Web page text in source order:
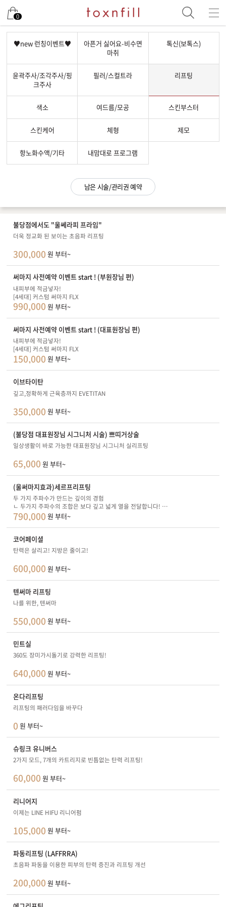
0
♥new 런칭이벤트♥
아픈거 싫어요-비수면
마취
톡신(보톡스)
윤곽주사/조각주사/핑
크주사
필러/스컬트라 리프팅
색소 여드름/모공 스킨부스터
스킨케어 체형 제모
항노화수액/기타 내맘대로 프로그램
남은 시술/관리권 예약
불당점에서도 "울쎄라피 프라임"
더욱 정교화 된 보이는 초음파 리프팅
300,000 원 부터~
써마지 사전예약 이벤트 start ! (부원장님 편)
내피부에 적금넣자!
[4세대] 커스텀 써마지 FLX
990,000 원 부터~
써마지 사전예약 이벤트 start ! (대표원장님 편)
내피부에 적금넣자!
[4세대] 커스텀 써마지 FLX
150,000 원 부터~
이브타이탄
깊고,정확하게 근육층까지 EVETITAN
350,000 원 부터~
(불당점 대표원장님 시그니처 시술) 쁘띠거상술
일상생활이 바로 가능한 대표원장님 시그니처 실리프팅
65,000 원 부터~
(울써마지효과)세르프리프팅
두 가지 주파수가 만드는 깊이의 경험
ㄴ 두가지 주파수의 조합은 보다 깊고 넓게 열을 전달합니다!
비침습으로 부담은 적게 피부속 깊게 전해지는 열감을 경험해보세요!
790,000 원 부터~
코어페이셜
탄력은 살리고! 지방은 줄이고!
600,000 원 부터~
텐써마 리프팅
나를 위한, 텐써마
550,000 원 부터~
민트실
360도 장미가시돌기로 강력한 리프팅!
640,000 원 부터~
온다리프팅
리프팅의 패러다임을 바꾸다
0 원 부터~
슈링크 유니버스
2가지 모드, 7개의 카트리지로 빈틈없는 탄력 리프팅!
60,000 원 부터~
리니어지
이제는 LINE HIFU 리니어펌
105,000 원 부터~
파동리프팅 (LAFFRRA)
초음파 파동을 이용한 피부의 탄력 증진과 리프팅 개선
200,000 원 부터~
남은 시술/관리권 예약
남은 시술/관리권 종류 선택
색소
여드름/모공
스킨부스터
스킨케어
체형